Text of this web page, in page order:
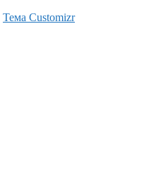
Тема Customizr